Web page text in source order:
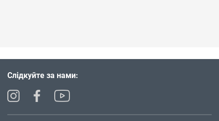
Слідкуйте за нами: